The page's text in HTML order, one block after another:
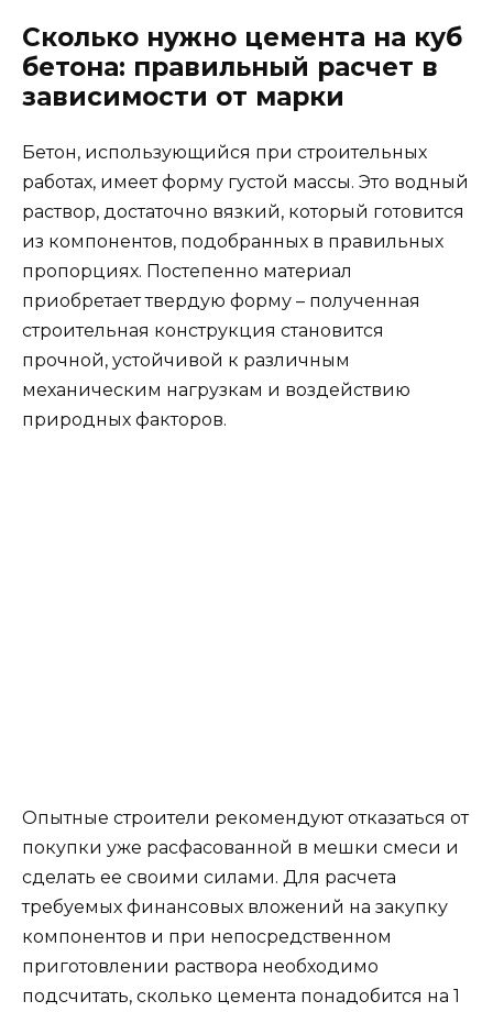
Сколько нужно цемента на куб
бетона: правильный расчет в
зависимости от марки
Бетон, использующийся при строительных
работах, имеет форму густой массы. Это водный
раствор, достаточно вязкий, который готовится
из компонентов, подобранных в правильных
пропорциях. Постепенно материал
приобретает твердую форму – полученная
строительная конструкция становится
прочной, устойчивой к различным
механическим нагрузкам и воздействию
природных факторов.
Опытные строители рекомендуют отказаться от
покупки уже расфасованной в мешки смеси и
сделать ее своими силами. Для расчета
требуемых финансовых вложений на закупку
компонентов и при непосредственном
приготовлении раствора необходимо
подсчитать, сколько цемента понадобится на 1